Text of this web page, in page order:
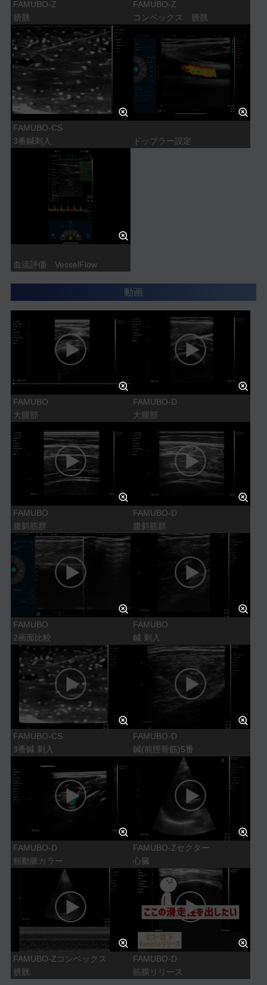
FAMUBO-Z
膀胱
FAMUBO-Z
コンベックス 膀胱
FAMUBO-CS
3番鍼刺入
ドップラー設定
血流評価 VesselFlow
動画
FAMUBO
大腿部
FAMUBO-D
大腿部
FAMUBO
腹斜筋群
FAMUBO-D
腹斜筋群
FAMUBO
2画面比較
FAMUBO
鍼 刺入
FAMUBO-CS
3番鍼 刺入
FAMUBO-D
鍼(前脛骨筋)5番
FAMUBO-D
頸動脈カラー
FAMUBO-Zセクター
心臓
FAMUBO-Zコンベックス
膀胱
FAMUBO-D
筋膜リリース